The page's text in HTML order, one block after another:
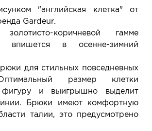
и ни к чему не обязывает: Вы
и уже на месте решаете,
в удобное для Вас время -
5 дней.
"английская клетка" от
Gardeur.
коричневой гамме
впишется в осенне-зимний
для стильных повседневных
размер клетки
фигуру и выигрышно выделит
Брюки имеют комфортную
талии, это предусмотрено